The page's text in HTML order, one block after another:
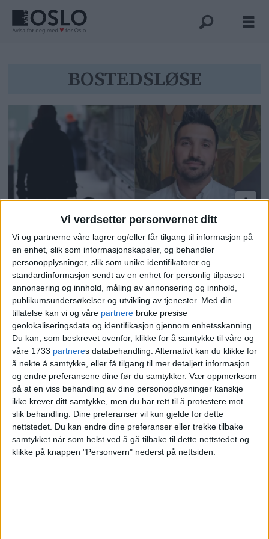
Vi verdsetter personvernet ditt
Vi og partnerne våre lagrer og/eller får tilgang til informasjon på
en enhet, slik som informasjonskapsler, og behandler
personopplysninger, slik som unike identifikatorer og
standardinformasjon sendt av en enhet for personlig tilpasset
annonsering og innhold, måling av annonsering og innhold,
publikumsundersøkelser og utvikling av tjenester. Med din
tillatelse kan vi og våre partnere bruke presise
geolokaliseringsdata og identifikasjon gjennom enhetsskanning.
Du kan, som beskrevet ovenfor, klikke for å samtykke til våre og
våre 1733 partneres databehandling. Alternativt kan du klikke for
å nekte å samtykke, eller få tilgang til mer detaljert informasjon
og endre preferansene dine før du samtykker. Vær oppmerksom
på at en viss behandling av dine personopplysninger kanskje
ikke krever ditt samtykke, men du har rett til å protestere mot
slik behandling. Dine preferanser vil kun gjelde for dette
nettstedet. Du kan endre dine preferanser eller trekke tilbake
samtykket når som helst ved å gå tilbake til dette nettstedet og
klikke på knappen "Personvern" nederst på nettsiden.
bostedsløse
BOSTEDSLØSE
Stadig flere barn i Oslo er
bostedsløse: Nå lister Rødt opp
konkrete hastetiltak
Kraftig reaksjon på at Ap-
regjeringens kutt kan tvinge
bostedsløse i Oslo ut i